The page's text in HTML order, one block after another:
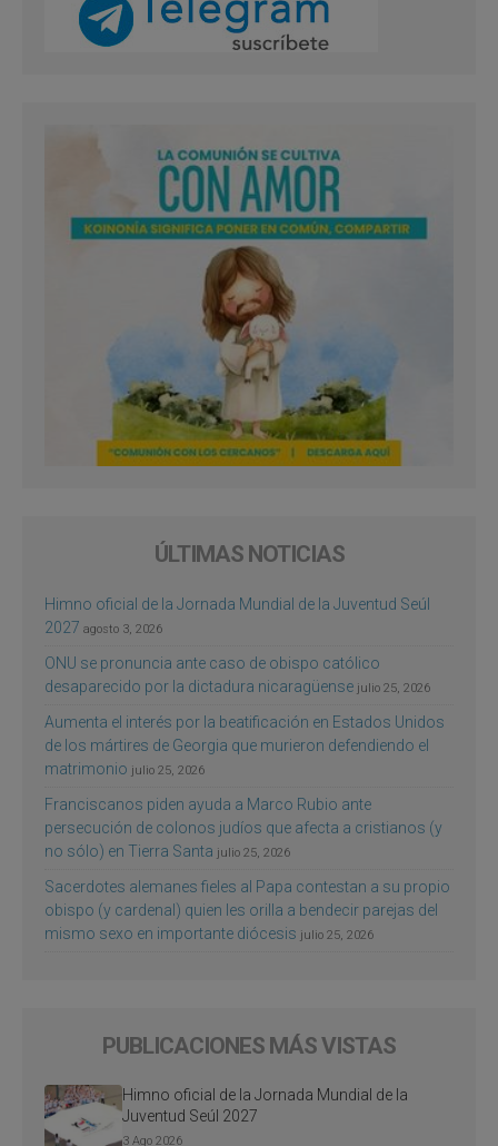
ÚLTIMAS NOTICIAS
Himno oficial de la Jornada Mundial de la Juventud Seúl
2027 agosto 3, 2026
ONU se pronuncia ante caso de obispo católico
desaparecido por la dictadura nicaragüense julio 25, 2026
Aumenta el interés por la beatificación en Estados Unidos
de los mártires de Georgia que murieron defendiendo el
matrimonio julio 25, 2026
Franciscanos piden ayuda a Marco Rubio ante
persecución de colonos judíos que afecta a cristianos (y
no sólo) en Tierra Santa julio 25, 2026
Sacerdotes alemanes fieles al Papa contestan a su propio
obispo (y cardenal) quien les orilla a bendecir parejas del
mismo sexo en importante diócesis julio 25, 2026
PUBLICACIONES MÁS VISTAS
Himno oficial de la Jornada Mundial de la
Juventud Seúl 2027
3 Ago 2026